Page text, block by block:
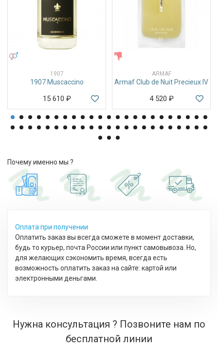
1907
1907 Muscaccino
15 610 ₽
ARMAF
Armaf Club de Nuit Precieux IV
4 520 ₽
Почему именно мы ?
Оплата при получении
Оплатить заказ вы всегда сможете в момент доставки,
будь то курьер, почта России или пункт самовывоза. Но,
для желающих сэкономить время, всегда есть
возможность оплатить заказ на сайте: картой или
электронными деньгами.
Нужна консультация ? Позвоните нам по
бесплатной линии